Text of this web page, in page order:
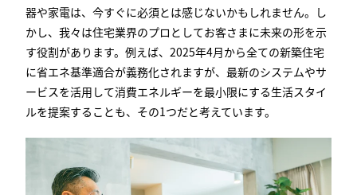
器や家電は、今すぐに必須とは感じないかもしれません。し
かし、我々は住宅業界のプロとしてお客さまに未来の形を示
す役割があります。例えば、 2025年4月から全ての新築住宅
に省エネ基準適合が義務化されますが、最新のシステムやサ
ービスを活用して消費エネルギーを最小限にする生活スタイ
ルを提案することも、その1つだと考えています。